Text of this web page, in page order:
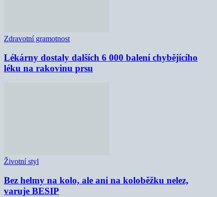
Zdravotní gramotnost
Lékárny dostaly dalších 6 000 balení chybějícího
léku na rakovinu prsu
Životní styl
Bez helmy na kolo, ale ani na koloběžku nelez,
varuje BESIP